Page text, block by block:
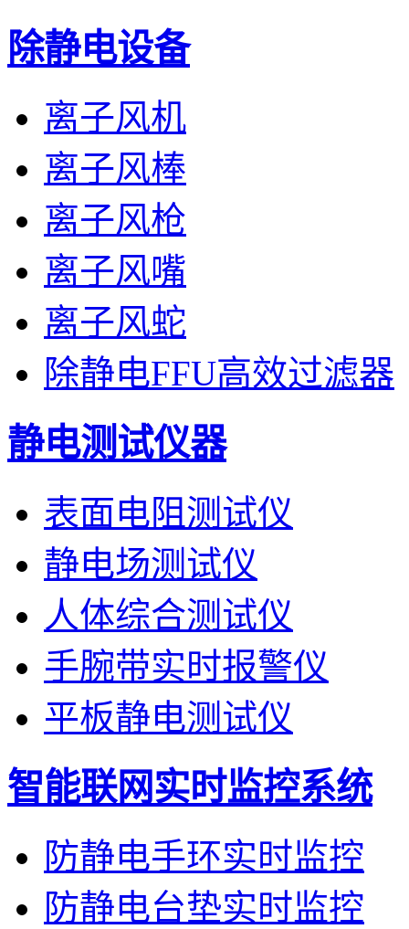
除静电设备
离子风机
离子风棒
离子风枪
离子风嘴
离子风蛇
除静电FFU高效过滤器
静电测试仪器
表面电阻测试仪
静电场测试仪
人体综合测试仪
手腕带实时报警仪
平板静电测试仪
智能联网实时监控系统
防静电手环实时监控
防静电台垫实时监控